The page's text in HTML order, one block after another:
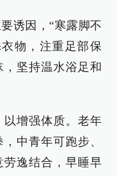
诱因，“寒露脚不
物，注重足部保
坚持温水浴足和
以增强体质。老年
中青年可跑步、
劳逸结合，早睡早